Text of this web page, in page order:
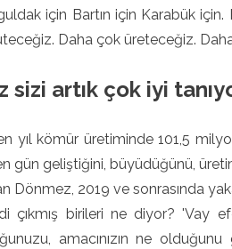
için Bartın için Karabük
Daha çok üreteceğiz.
sizi artık çok iyi
yıl kömür üretiminde 101,5
gün geliştiğini, büyüdüğünü,
Dönmez, 2019 ve sonrasında
çıkmış birileri ne diyor? 'Vay
amacınızın ne